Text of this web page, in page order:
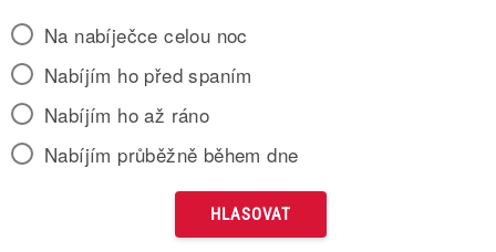
Na nabíječce celou noc
Nabíjím ho před spaním
Nabíjím ho až ráno
Nabíjím průběžně během dne